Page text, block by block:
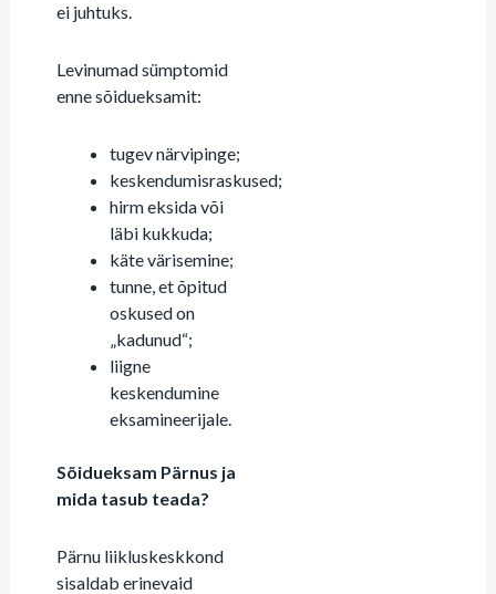
ei juhtuks.
Levinumad sümptomid
enne sõidueksamit:
tugev närvipinge;
keskendumisraskused;
hirm eksida või
läbi kukkuda;
käte värisemine;
tunne, et õpitud
oskused on
„kadunud“;
liigne
keskendumine
eksamineerijale.
Sõidueksam Pärnus ja
mida tasub teada?
Pärnu liikluskeskkond
sisaldab erinevaid